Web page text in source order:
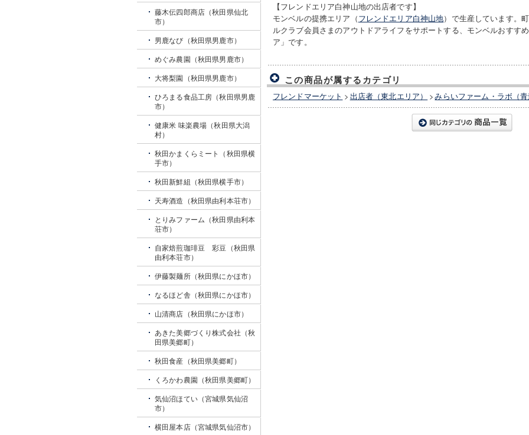
【フレンドエリア白神山地の出店者です】
モンベルの提携エリア（フレンドエリア白神山地）で生産しています。
ルクラブ会員さまのアウトドアライフをサポートする、モンベルおすす
ア」です。
この商品が属するカテゴリ
フレンドマーケット > 出店者（東北エリア） >みらいファーム・ラボ（青
藤木伝四郎商店（秋田県仙北
市）
男鹿なび（秋田県男鹿市）
めぐみ農園（秋田県男鹿市）
大将梨園（秋田県男鹿市）
ひろまる食品工房（秋田県男鹿
市）
健康米 味楽農場（秋田県大潟
村）
秋田かまくらミート（秋田県横
手市）
秋田新鮮組（秋田県横手市）
天寿酒造（秋田県由利本荘市）
とりみファーム（秋田県由利本
荘市）
自家焙煎珈琲豆 彩豆（秋田県
由利本荘市）
伊藤製麺所（秋田県にかほ市）
なるほど舎（秋田県にかほ市）
山清商店（秋田県にかほ市）
あきた美郷づくり株式会社（秋
田県美郷町）
秋田食産（秋田県美郷町）
くろかわ農園（秋田県美郷町）
気仙沼ほてい（宮城県気仙沼
市）
横田屋本店（宮城県気仙沼市）